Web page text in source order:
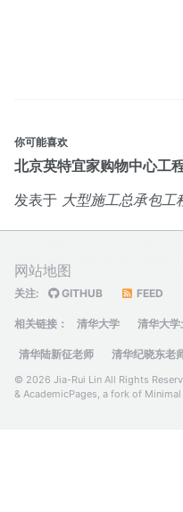
你可能喜欢
北京英特宜家购物中心工
发表于 大型施工总承包工
程中的集成研究与应用情况
网站地图
关注: GITHUB FEED
相关链接： 清华大学 清华大学
清华陆新征老师 清华纪晓东老
© 2026 Jia-Rui Lin All Rights
& AcademicPages, a fork of